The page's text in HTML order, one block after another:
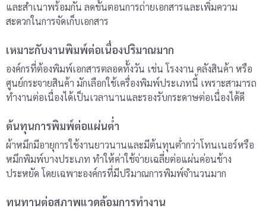
และสำเนาพร้อมกัน ลดขั้นตอนการถ่ายเอกสารและเพิ่มความ
สะดวกในการจัดเก็บเอกสาร
เหมาะกับงานพิมพ์ต่อเนื่องปริมาณมาก
องค์กรที่ต้องพิมพ์เอกสารตลอดทั้งวัน เช่น โรงงาน คลังสินค้า หรือ
ศูนย์กระจายสินค้า มักเลือกใช้เครื่องพิมพ์ประเภทนี้ เพราะสามารถ
ทำงานต่อเนื่องได้เป็นเวลานานและรองรับกระดาษต่อเนื่องได้ดี
ต้นทุนการพิมพ์ต่อแผ่นต่ำ
ผ้าหมึกมีอายุการใช้งานยาวนานและมีต้นทุนต่ำกว่าโทนเนอร์หรือ
หมึกพิมพ์บางประเภท ทำให้ค่าใช้จ่ายเฉลี่ยต่อแผ่นค่อนข้าง
ประหยัด โดยเฉพาะองค์กรที่มีปริมาณการพิมพ์จำนวนมาก
ทนทานต่อสภาพแวดล้อมการทำงาน